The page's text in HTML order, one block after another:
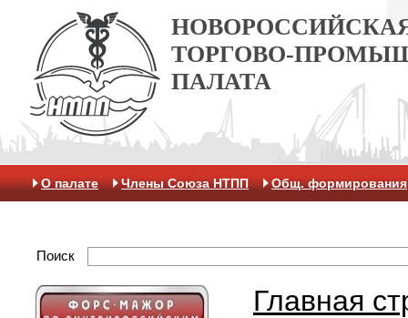
ТОРГОВО-
ПАЛАТА
О палате Члены Союза НТПП Общ. формирования
Поиск
Главная